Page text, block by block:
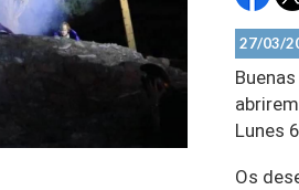
27/03/
Lunes
Os